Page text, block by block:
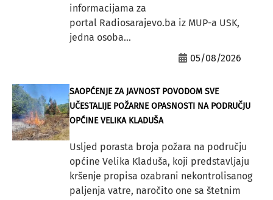
informacijama za
portal Radiosarajevo.ba iz MUP-a USK,
jedna osoba...
05/08/2026
SAOPĆENJE ZA JAVNOST POVODOM SVE
UČESTALIJE POŽARNE OPASNOSTI NA PODRUČJU
OPĆINE VELIKA KLADUŠA
Usljed porasta broja požara na području
općine Velika Kladuša, koji predstavljaju
kršenje propisa ozabrani nekontrolisanog
paljenja vatre, naročito one sa štetnim